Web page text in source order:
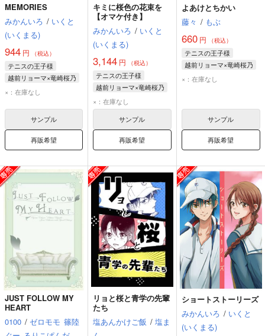
MEMORIES
みかんいろ / いくと
(いくまる)
944 円 （税込）
テニスの王子様
越前リョーマ×竜崎桜乃
越前リョーマ
×：在庫なし
サンプル
再販希望
キミに桜色の花束を
【オマケ付き】
みかんいろ / いくと
(いくまる)
3,144 円 （税込）
テニスの王子様
越前リョーマ×竜崎桜乃
越前リョーマ
竜崎桜乃
×：在庫なし
サンプル
再販希望
よあけとちかい
藤々 / もぶ
660円 （税込）
テニスの王子様
越前リョーマ×竜崎桜乃
竜崎桜乃
×：在庫なし
サンプル
再販希望
JUST FOLLOW MY
HEART
0100 / ゼロモモ 篠陸
リョと桜と青学の先輩
たち
塩あんかけご飯 / 塩ま
ショートストーリーズ
みかんいろ / いくと
(いくまる)